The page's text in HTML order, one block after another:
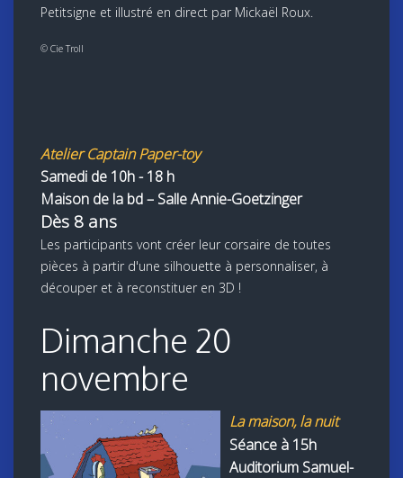
Petitsigne et illustré en direct par Mickaël Roux.
© Cie Troll
Atelier Captain Paper-toy
Samedi de 10h - 18 h
Maison de la bd – Salle Annie-Goetzinger
Dès 8 ans
Les participants vont créer leur corsaire de toutes
pièces à partir d'une silhouette à personnaliser, à
découper et à reconstituer en 3D !
Dimanche 20
novembre
La maison, la nuit
Séance à 15h
Auditorium Samuel-